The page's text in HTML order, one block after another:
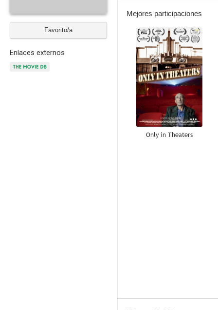
Favorito/a
Enlaces externos
Mejores participaciones
--
Only in Theaters